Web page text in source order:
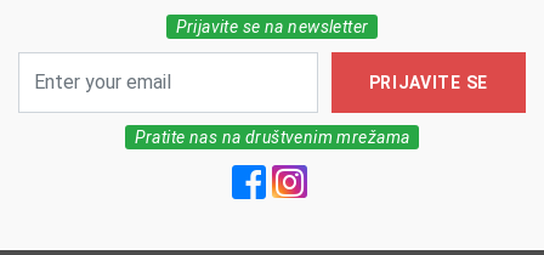
Prijavite se na newsletter
PRIJAVITE SE
Pratite nas na društvenim mrežama